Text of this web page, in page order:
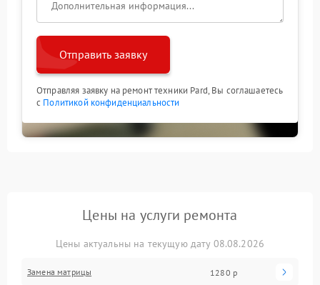
Отправить заявку
Отправляя заявку на ремонт техники Pard, Вы соглашаетесь
с Политикой конфиденциальности
Цены на услуги ремонта
Цены актуальны на текущую дату 08.08.2026
Замена матрицы 1280 р